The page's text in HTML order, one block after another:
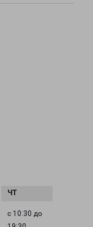
с 10:30 до